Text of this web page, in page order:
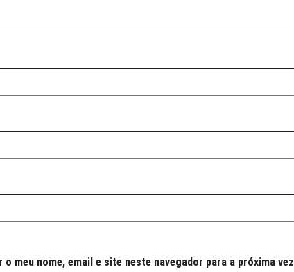
o meu nome, email e site neste navegador para a próxima vez